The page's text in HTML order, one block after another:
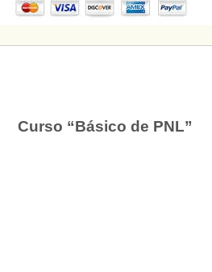
Curso “Básico de PNL”